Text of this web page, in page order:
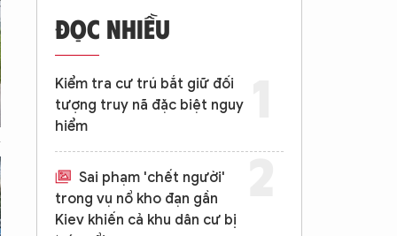
CỘNG TÁC VỚI ANTĐ
TRA CỨU XE
HOTLINE: 032 9907 579
ĐỌC NHIỀU
Kiểm tra cư trú bắt giữ đối
tượng truy nã đặc biệt nguy
hiểm
Sai phạm 'chết người'
trong vụ nổ kho đạn gần
Kiev khiến cả khu dân cư bị